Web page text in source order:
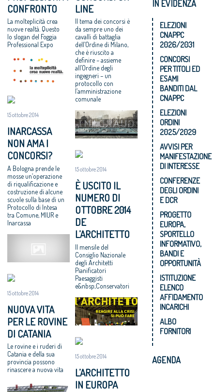
CONFRONTO
La molteplicità crea
nuove realtà. Questo
lo slogan del Foggia
Professional Expo
LINE
Il tema dei concorsi è
da sempre uno dei
cavalli di battaglia
dell’Ordine di Milano,
che è riuscito a
definire – assieme
all’Ordine degli
ingegneri – un
protocollo con
l’amministrazione
comunale
15 ottobre 2014
INARCASSA
NON AMA I
CONCORSI?
A Bologna prende le
mosse un’operazione
di riqualificazione e
costruzione di alcune
scuole sulla base di un
Protocollo di Intesa
tra Comune, MIUR e
Inarcassa
15 ottobre 2014
È USCITO IL
NUMERO DI
OTTOBRE 2014
DE
L’ARCHITETTO
Il mensile del
Consiglio Nazionale
degli Architetti
Pianificatori
Paesaggisti
e&nbsp;Conservatori
15 ottobre 2014
NUOVA VITA
PER LE ROVINE
DI CATANIA
Le rovine e i ruderi di
Catania e della sua
provincia possono
rinascere a nuova vita
15 ottobre 2014
L’ARCHITETTO
IN EUROPA
IN EVIDENZA
ELEZIONI
CNAPPC
2026/2031
CONCORSI
PER TITOLI ED
ESAMI
BANDITI DAL
CNAPPC
ELEZIONI
ORDINI
2025/2029
AVVISI PER
MANIFESTAZIONE
DI INTERESSE
CONFERENZE
DEGLI ORDINI
E DCR
PROGETTO
EUROPA,
SPORTELLO
INFORMATIVO,
BANDI E
OPPORTUNITÀ
ISTITUZIONE
ELENCO
AFFIDAMENTO
INCARICHI
ALBO
FORNITORI
AGENDA